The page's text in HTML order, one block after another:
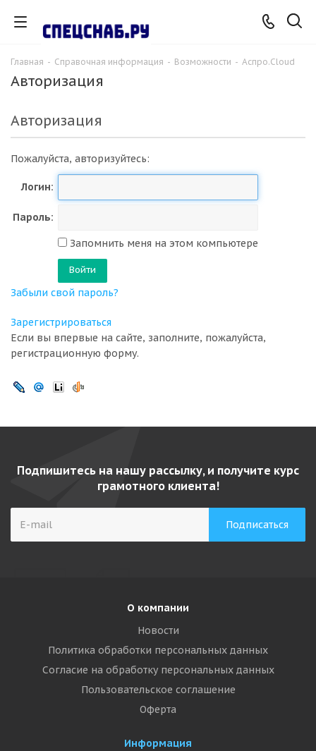
Главная - Справочная информация - Возможности - Аспро.Cloud
Авторизация
Авторизация
Пожалуйста, авторизуйтесь:
Логин:
Пароль:
Запомнить меня на этом компьютере
Забыли свой пароль?
Зарегистрироваться
Если вы впервые на сайте, заполните, пожалуйста,
регистрационную форму.
Подпишитесь на нашу рассылку, и получите курс
грамотного клиента!
О компании
Новости
Политика обработки персональных данных
Согласие на обработку персональных данных
Пользовательское соглашение
Оферта
Информация